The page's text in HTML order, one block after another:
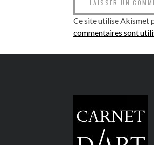
Ce site utilise Akismet
commentaires sont